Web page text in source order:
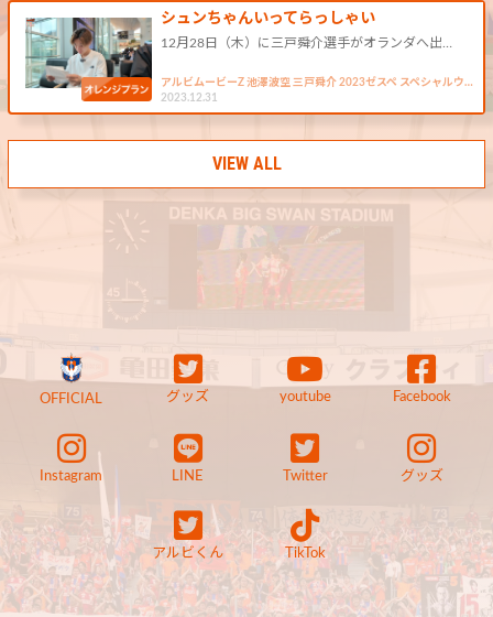
シュンちゃんいってらっしゃい
12月28日（木）に三戸舜介選手がオランダへ出…
アルビムービーZ 池澤波空 三戸舜介 2023ゼスペ スペシャルウ…
2023.12.31
VIEW ALL
OFFICIAL グッズ youtube Facebook
Instagram LINE Twitter グッズ
アルビくん TikTok